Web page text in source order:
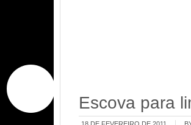
Escova para